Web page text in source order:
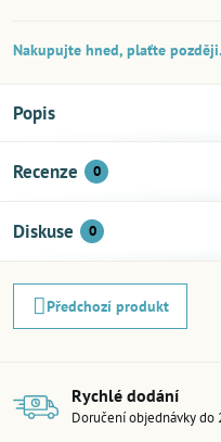
Nakupujte hned, plaťte
Popis
Recenze 0
Diskuse 0
Předchozí produkt
Rychlé dodání
Doručení objednávky do